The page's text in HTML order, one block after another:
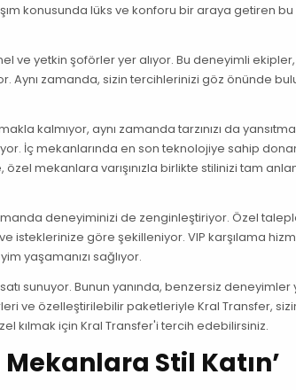
konusunda lüks ve konforu bir araya getiren bu
ve yetkin şoförler yer alıyor. Bu deneyimli
zamanda, sizin tercihlerinizi göz önünde
kalmıyor, aynı zamanda tarzınızı da
İç mekanlarında en son teknolojiye sahip
mekanlara varışınızla birlikte stilinizi tam
deneyiminizi de zenginleştiriyor. Özel
isteklerinize göre şekilleniyor. VIP karşılama
yaşamanızı sağlıyor.
sunuyor. Bunun yanında, benzersiz deneyimler
ve özelleştirilebilir paketleriyle Kral Transfer,
kılmak için Kral Transfer'i tercih edebilirsiniz.
Stil Katın’